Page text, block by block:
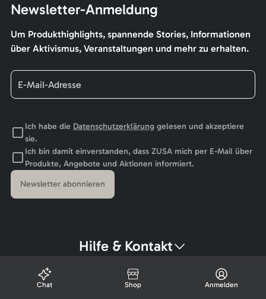
Newsletter-Anmeldung
Um Produkthighlights, spannende Stories, Informationen
über Aktivismus, Veranstaltungen und mehr zu erhalten.
Ich habe die Datenschutzerklärunggelesen und akzeptiere
sie.
Ich bin damit einverstanden, dass ZUSA mich per E-Mail über
Produkte, Angebote und Aktionen informiert.
Newsletter abonnieren
Hilfe & Kontakt
Chat Shop Anmelden